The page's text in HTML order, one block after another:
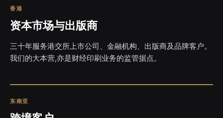
香港
资本市场与出版商
三十年服务港交所上市公司、金融机构、出版商及品牌客户。
我们的大本营,亦是财经印刷业务的监管据点。
东南亚